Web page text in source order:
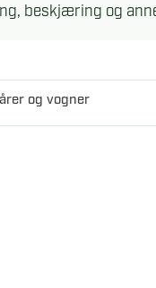
beskjæring og
og vogner